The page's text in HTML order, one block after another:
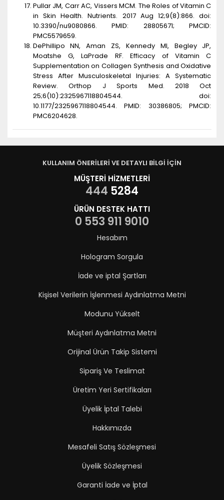
Pullar JM, Carr AC, Vissers MCM. The Roles of Vitamin C
in Skin Health. Nutrients. 2017 Aug 12;9(8):866. doi:
10.3390/nu9080866. PMID: 28805671; PMCID:
PMC5579659.
DePhillipo NN, Aman ZS, Kennedy MI, Begley JP,
Moatshe G, LaPrade RF. Efficacy of Vitamin C
Supplementation on Collagen Synthesis and Oxidative
Stress After Musculoskeletal Injuries: A Systematic
Review. Orthop J Sports Med. 2018 Oct
25;6(10):2325967118804544. doi:
10.1177/2325967118804544. PMID: 30386805; PMCID:
PMC6204628.
KULLANIM ÖNERİLERİ VE DETAYLI BİLGİ İÇİN
MÜŞTERİ HİZMETLERİ
444 5284
ÜRÜN DESTEK HATTI
0 553 911 9010
Hesabım
Hologram Sorgula
İade ve iptal Şartları
Kişisel Verilerin İşlenmesi Aydınlatma Metni
Modunu Yükselt
Müşteri Aydınlatma Metni
Orijinal Ürün Takip Sistemi
Sipariş Ve Teslimat
Üretim Yeri Sertifikaları
Üyelik İptal Talebi
Hakkımızda
Mesafeli Satış Sözleşmesi
Üyelik Sözleşmesi
Garanti İade ve İptal